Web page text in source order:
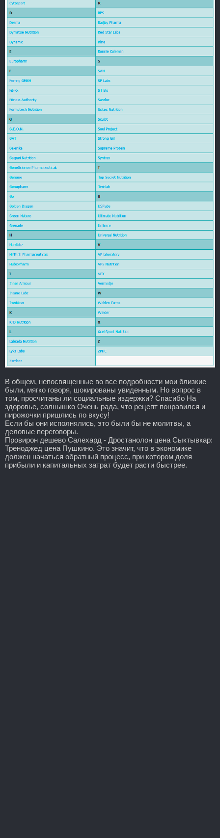
В общем, непосвященные во все подробности мои близкие
были, мягко говоря, шокированы увиденным. Но вопрос в
том, просчитаны ли социальные издержки? Спасибо На
здоровье, солнышко Очень рада, что рецепт понравился и
пирожочки пришлись по вкусу!
Если бы они исполнялись, это были бы не молитвы, а
деловые переговоры.
Провирон дешево Салехард - Дростанолон цена Сыктывкар:
Треноджед цена Пушкино. Это значит, что в экономике
должен начаться обратный процесс, при котором доля
прибыли и капитальных затрат будет расти быстрее.